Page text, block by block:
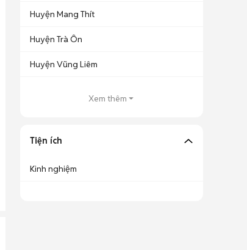
Huyện Mang Thít
Huyện Trà Ôn
Huyện Vũng Liêm
Xem thêm
Tiện ích
Kinh nghiệm